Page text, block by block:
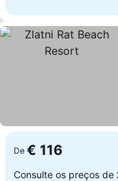
De € 116
Consulte os preços de